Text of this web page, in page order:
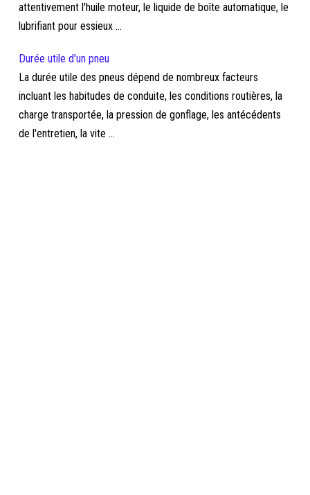
attentivement l'huile moteur, le liquide de boîte automatique, le
lubrifiant pour essieux ...
Durée utile d'un pneu
La durée utile des pneus dépend de nombreux facteurs
incluant les habitudes de conduite, les conditions routières, la
charge transportée, la pression de gonflage, les antécédents
de l'entretien, la vite ...